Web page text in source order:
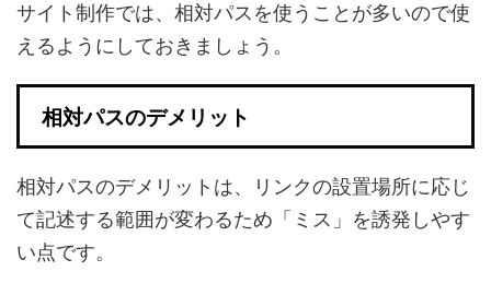
サイト制作では、相対パスを使うことが多いので使
えるようにしておきましょう。
相対パスのデメリット
相対パスのデメリットは、リンクの設置場所に応じ
て記述する範囲が変わるため「ミス」を誘発しやす
い点です。